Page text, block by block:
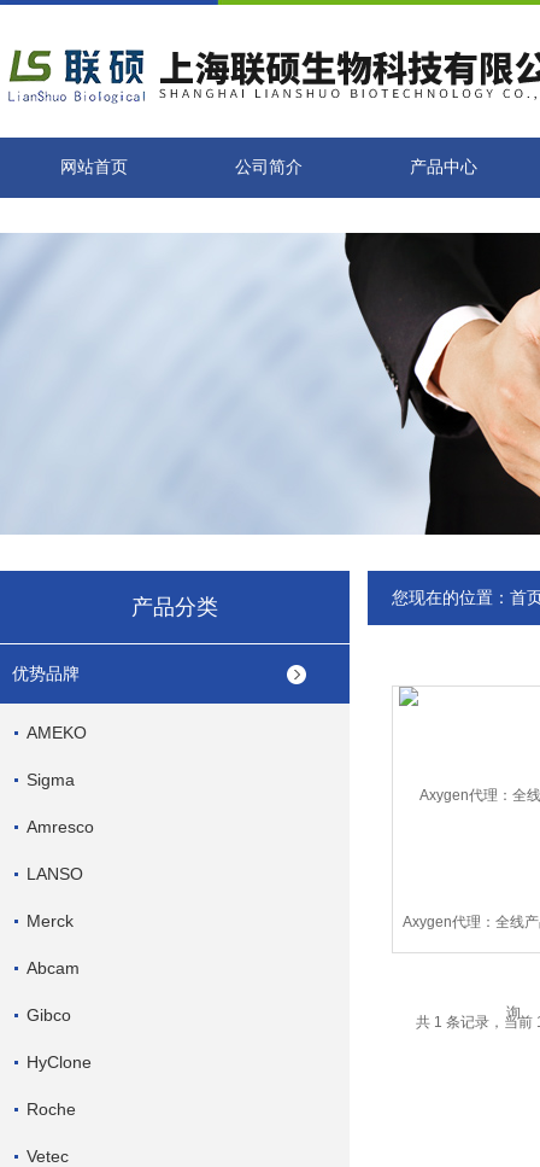
网站首页 公司简介 产品中心
产品分类
优势品牌
AMEKO
Sigma
Amresco
LANSO
Merck
Abcam
Gibco
HyClone
Roche
Vetec
您现在的位置： 首
Axygen代理：全线
共 1 条记录，当